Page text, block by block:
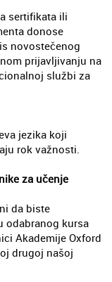
sertifikata ili
donose
novostečenog
prijavljivanju na
službi za
jezika koji
rok važnosti.
za učenje
da biste
odabranog kursa
Akademije Oxford
drugoj našoj